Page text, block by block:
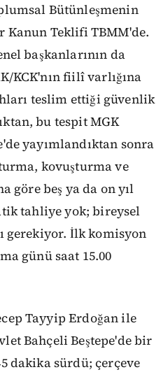
Bütünleşmenin
Teklifi TBMM'de.
başkanlarının da
KCK'nın fiilî varlığına
teslim ettiği güvenlik
bu tespit MGK
yayımlandıktan sonra
kovuşturma ve
göre beş ya da on yıl
tahliye yok; bireysel
gerekiyor. İlk komisyon
günü saat 15.00
Tayyip Erdoğan ile
Bahçeli Beştepe'de bir
dakika sürdü; çerçeve